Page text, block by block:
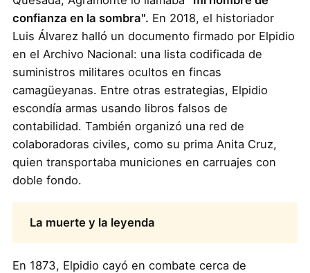
confianza en la sombra". En 2018, el historiador
Luis Álvarez halló un documento firmado por Elpidio
en el Archivo Nacional: una lista codificada de
suministros militares ocultos en fincas
camagüeyanas. Entre otras estrategias, Elpidio
escondía armas usando libros falsos de
contabilidad. También organizó una red de
colaboradoras civiles, como su prima Anita Cruz,
quien transportaba municiones en carruajes con
doble fondo.
La muerte y la leyenda
En 1873, Elpidio cayó en combate cerca de